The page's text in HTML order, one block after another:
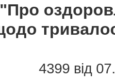
4399 від